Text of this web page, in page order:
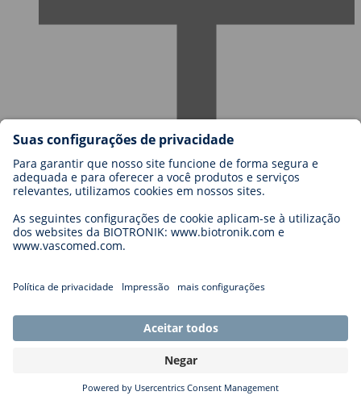
Carreiras na BIOTRONIK
Níveis de carreira
Candidatura
Oportunidades de carreira
Cookie Settings
Legal Disclaimer
Copyright © 2026 Biotronik. All rights reserved.